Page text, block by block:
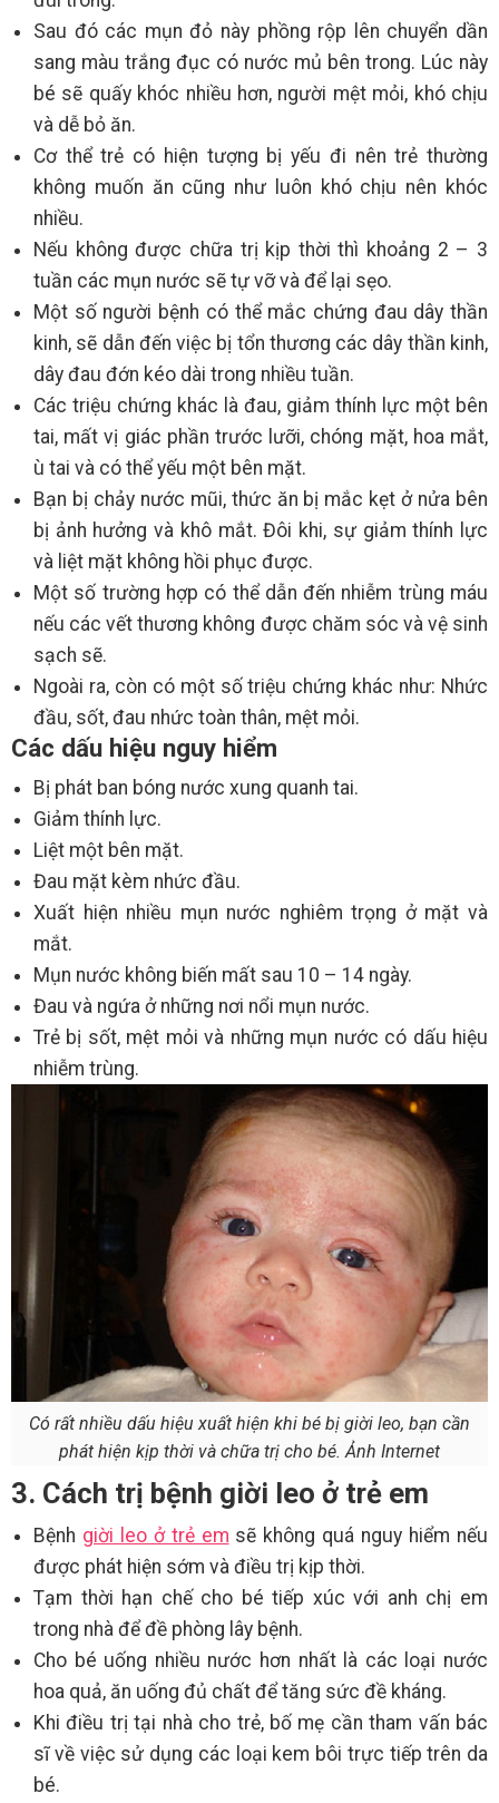
Sau đó các mụn đỏ này phồng rộp lên chuyển dần
sang màu trắng đục có nước mủ bên trong. Lúc này
bé sẽ quấy khóc nhiều hơn, người mệt mỏi, khó chịu
và dễ bỏ ăn.
Cơ thể trẻ có hiện tượng bị yếu đi nên trẻ thường
không muốn ăn cũng như luôn khó chịu nên khóc
nhiều.
Nếu không được chữa trị kịp thời thì khoảng 2 – 3
tuần các mụn nước sẽ tự vỡ và để lại sẹo.
Một số người bệnh có thể mắc chứng đau dây thần
kinh, sẽ dẫn đến việc bị tổn thương các dây thần kinh,
dây đau đớn kéo dài trong nhiều tuần.
Các triệu chứng khác là đau, giảm thính lực một bên
tai, mất vị giác phần trước lưỡi, chóng mặt, hoa mắt,
ù tai và có thể yếu một bên mặt.
Bạn bị chảy nước mũi, thức ăn bị mắc kẹt ở nửa bên
bị ảnh hưởng và khô mắt. Đôi khi, sự giảm thính lực
và liệt mặt không hồi phục được.
Một số trường hợp có thể dẫn đến nhiễm trùng máu
nếu các vết thương không được chăm sóc và vệ sinh
sạch sẽ.
Ngoài ra, còn có một số triệu chứng khác như: Nhức
đầu, sốt, đau nhức toàn thân, mệt mỏi.
Các dấu hiệu nguy hiểm
Bị phát ban bóng nước xung quanh tai.
Giảm thính lực.
Liệt một bên mặt.
Đau mặt kèm nhức đầu.
Xuất hiện nhiều mụn nước nghiêm trọng ở mặt và
mắt.
Mụn nước không biến mất sau 10 – 14 ngày.
Đau và ngứa ở những nơi nổi mụn nước.
Trẻ bị sốt, mệt mỏi và những mụn nước có dấu hiệu
nhiễm trùng.
Có rất nhiều dấu hiệu xuất hiện khi bé bị giời leo, bạn cần
phát hiện kịp thời và chữa trị cho bé. Ảnh Internet
3. Cách trị bệnh giời leo ở trẻ em
Bệnh giời leo ở trẻ em sẽ không quá nguy hiểm nếu
được phát hiện sớm và điều trị kịp thời.
Tạm thời hạn chế cho bé tiếp xúc với anh chị em
trong nhà để đề phòng lây bệnh.
Cho bé uống nhiều nước hơn nhất là các loại nước
hoa quả, ăn uống đủ chất để tăng sức đề kháng.
Khi điều trị tại nhà cho trẻ, bố mẹ cần tham vấn bác
sĩ về việc sử dụng các loại kem bôi trực tiếp trên da
bé.